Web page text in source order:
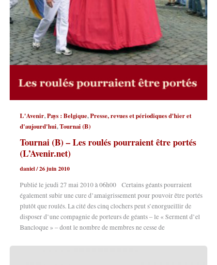
L'Avenir,Pays : Belgique,Presse, revues et périodiques d'hier et
d'aujourd'hui,Tournai (B)
Tournai (B) – Les roulés pourraient être portés
(L’Avenir.net)
daniel/26 juin 2010
Publié le jeudi 27 mai 2010 à 06h00 Certains géants pourraient
également subir une cure d’amaigrissement pour pouvoir être portés
plutôt que roulés. La cité des cinq clochers peut s’enorgueillir de
disposer d’une compagnie de porteurs de géants – le « Serment d’el
Bancloque » – dont le nombre de membres ne cesse de